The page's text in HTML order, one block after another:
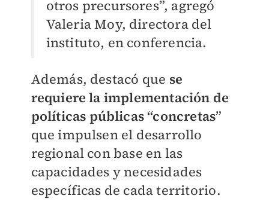
otros precursores”, agregó
Valeria Moy, directora del
instituto, en conferencia.
Además, destacó que se
requiere la implementación de
políticas públicas “concretas”
que impulsen el desarrollo
regional con base en las
capacidades y necesidades
específicas de cada territorio.